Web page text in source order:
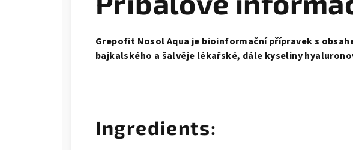
Grepofit Nosol Aqua je bioinformační přípravek s
bajkalského a šalvěje lékařské, dále kyseliny
Ingredients: